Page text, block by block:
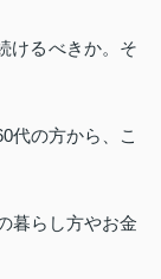
けるべきか。そ
代の方から、こ
暮らし方やお金